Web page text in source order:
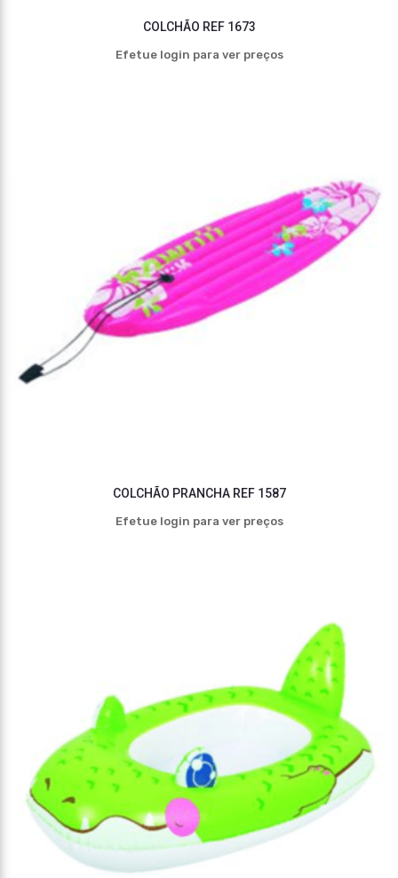
COLCHÃO REF 1673
Efetue login para ver preços
COLCHÃO PRANCHA REF 1587
Efetue login para ver preços